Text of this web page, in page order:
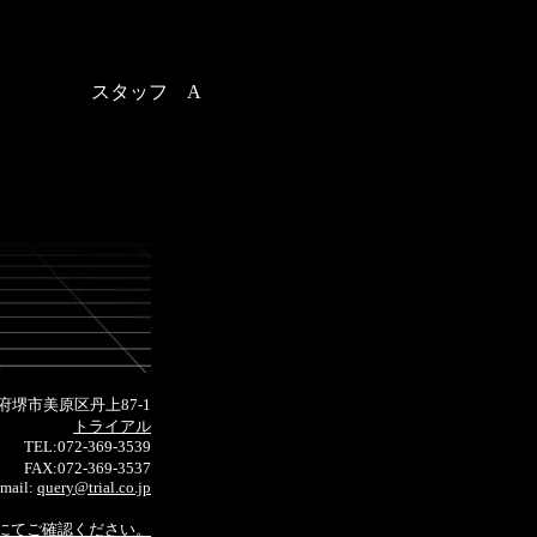
スタッフ A
堺市美原区丹上87-1
トライアル
TEL:072-369-3539
FAX:072-369-3537
query@trial.co.jp
ご確認ください。